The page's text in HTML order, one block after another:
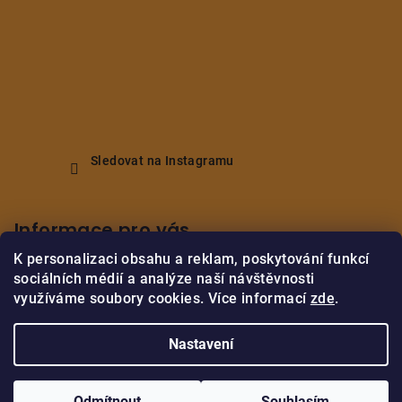
K personalizaci obsahu a reklam, poskytování funkcí
sociálních médií a analýze naší návštěvnosti
využíváme soubory cookies. Více informací zde.
Nastavení
Sledovat na Instagramu
Informace pro vás
Obchodní podmínky
Podmínky ochrany osobních údajů
Upravit nastavení cookies